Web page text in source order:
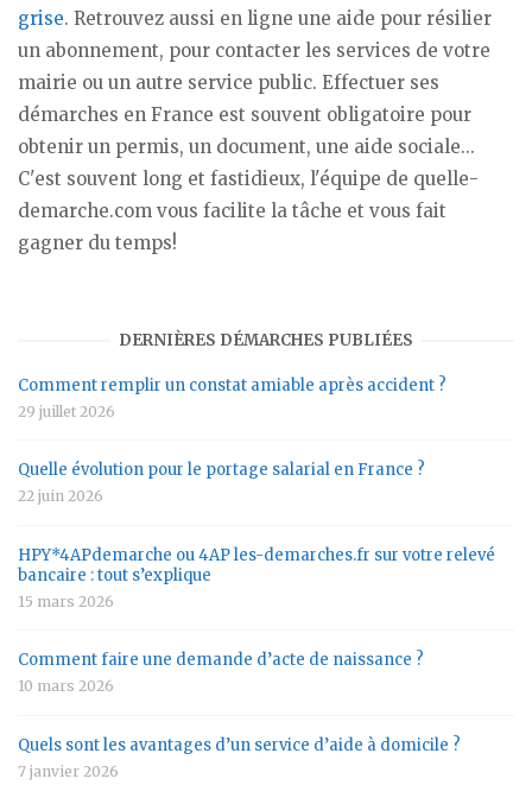
grise. Retrouvez aussi en ligne une aide pour résilier
un abonnement, pour contacter les services de votre
mairie ou un autre service public. Effectuer ses
démarches en France est souvent obligatoire pour
obtenir un permis, un document, une aide sociale...
C'est souvent long et fastidieux, l'équipe de quelle-
demarche.com vous facilite la tâche et vous fait
gagner du temps!
DERNIÈRES DÉMARCHES PUBLIÉES
Comment remplir un constat amiable après accident ?
29 juillet 2026
Quelle évolution pour le portage salarial en France ?
22 juin 2026
HPY*4APdemarche ou 4AP les-demarches.fr sur votre relevé
bancaire : tout s’explique
15 mars 2026
Comment faire une demande d’acte de naissance ?
10 mars 2026
Quels sont les avantages d’un service d’aide à domicile ?
7 janvier 2026